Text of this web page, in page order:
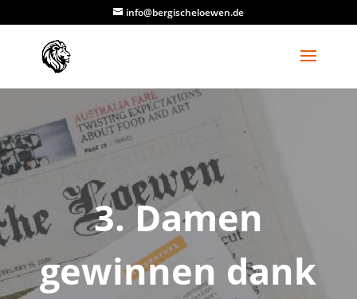
info@bergischeloewen.de
3. Damen
gewinnen dank